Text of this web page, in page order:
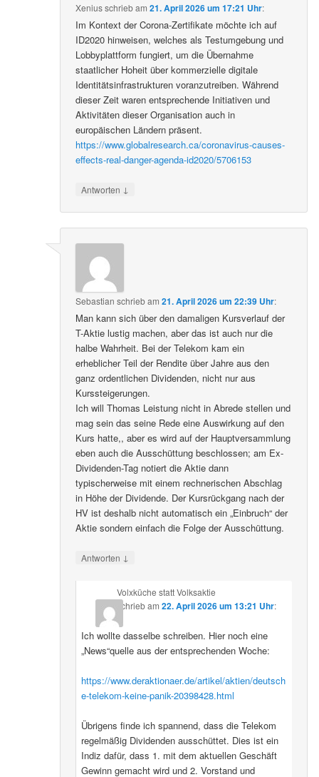
Xeniusschriebam21. April 2026 um 17:21 Uhr:
Im Kontext der Corona-Zertifikate möchte ich auf
ID2020 hinweisen, welches als Testumgebung und
Lobbyplattform fungiert, um die Übernahme
staatlicher Hoheit über kommerzielle digitale
Identitätsinfrastrukturen voranzutreiben. Während
dieser Zeit waren entsprechende Initiativen und
Aktivitäten dieser Organisation auch in
europäischen Ländern präsent.
https://www.globalresearch.ca/coronavirus-causes-
effects-real-danger-agenda-id2020/5706153
Antworten ↓
Sebastian schriebam21. April 2026 um 22:39 Uhr:
Man kann sich über den damaligen Kursverlauf der
T-Aktie lustig machen, aber das ist auch nur die
halbe Wahrheit. Bei der Telekom kam ein
erheblicher Teil der Rendite über Jahre aus den
ganz ordentlichen Dividenden, nicht nur aus
Kurssteigerungen.
Ich will Thomas Leistung nicht in Abrede stellen und
mag sein das seine Rede eine Auswirkung auf den
Kurs hatte,, aber es wird auf der Hauptversammlung
eben auch die Ausschüttung beschlossen; am Ex-
Dividenden-Tag notiert die Aktie dann
typischerweise mit einem rechnerischen Abschlag
in Höhe der Dividende. Der Kursrückgang nach der
HV ist deshalb nicht automatisch ein „Einbruch“ der
Aktie sondern einfach die Folge der Ausschüttung.
Antworten ↓
Volxküche statt Volksaktie
schriebam 22. April 2026 um 13:21 Uhr:
Ich wollte dasselbe schreiben. Hier noch eine
„News“quelle aus der entsprechenden Woche:
https://www.deraktionaer.de/artikel/aktien/deutsch
e-telekom-keine-panik-20398428.html
Übrigens finde ich spannend, dass die Telekom
regelmäßig Dividenden ausschüttet. Dies ist ein
Indiz dafür, dass 1. mit dem aktuellen Geschäft
Gewinn gemacht wird und 2. Vorstand und